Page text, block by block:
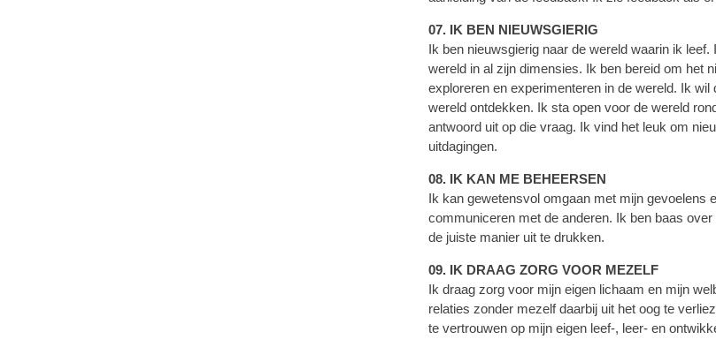
07. IK BEN NIEUWSGIERIG
Ik ben nieuwsgierig naar de wereld waarin ik
wereld in al zijn dimensies. Ik ben bereid om het
exploreren en experimenteren in de wereld. Ik
wereld ontdekken. Ik sta open voor de wereld
antwoord uit op die vraag. Ik vind het leuk om
uitdagingen.
08. IK KAN ME BEHEERSEN
Ik kan gewetensvol omgaan met mijn gevoelens
communiceren met de anderen. Ik ben baas
de juiste manier uit te drukken.
09. IK DRAAG ZORG VOOR MEZELF
Ik draag zorg voor mijn eigen lichaam en mijn
relaties zonder mezelf daarbij uit het oog te
te vertrouwen op mijn eigen leef-, leer- en